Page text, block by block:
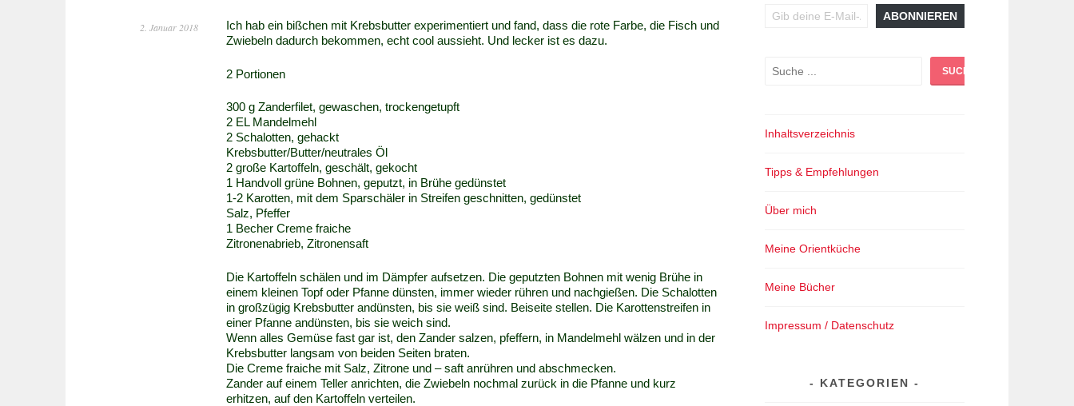
2. Januar 2018
Ich hab ein bißchen mit Krebsbutter experimentiert und fand, dass die rote Farbe, die Fisch und
Zwiebeln dadurch bekommen, echt cool aussieht. Und lecker ist es dazu.
2 Portionen
300 g Zanderfilet, gewaschen, trockengetupft
2 EL Mandelmehl
2 Schalotten, gehackt
Krebsbutter/Butter/neutrales Öl
2 große Kartoffeln, geschält, gekocht
1 Handvoll grüne Bohnen, geputzt, in Brühe gedünstet
1-2 Karotten, mit dem Sparschäler in Streifen geschnitten, gedünstet
Salz, Pfeffer
1 Becher Creme fraiche
Zitronenabrieb, Zitronensaft
Die Kartoffeln schälen und im Dämpfer aufsetzen. Die geputzten Bohnen mit wenig Brühe in
einem kleinen Topf oder Pfanne dünsten, immer wieder rühren und nachgießen. Die Schalotten
in großzügig Krebsbutter andünsten, bis sie weiß sind. Beiseite stellen. Die Karottenstreifen in
einer Pfanne andünsten, bis sie weich sind.
Wenn alles Gemüse fast gar ist, den Zander salzen, pfeffern, in Mandelmehl wälzen und in der
Krebsbutter langsam von beiden Seiten braten.
Die Creme fraiche mit Salz, Zitrone und – saft anrühren und abschmecken.
Zander auf einem Teller anrichten, die Zwiebeln nochmal zurück in die Pfanne und kurz
erhitzen, auf den Kartoffeln verteilen.
ABONNIEREN
Suchen SUCHEN
Inhaltsverzeichnis
Tipps & Empfehlungen
Über mich
Meine Orientküche
Meine Bücher
Impressum / Datenschutz
KATEGORIEN